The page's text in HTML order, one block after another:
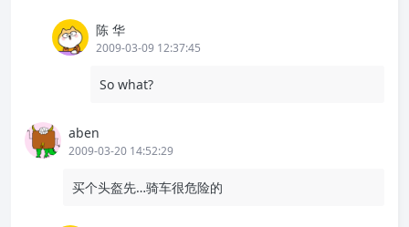
陈 华
2009-03-09 12:37:45
So what?
aben
2009-03-20 14:52:29
买个头盔先…骑车很危险的